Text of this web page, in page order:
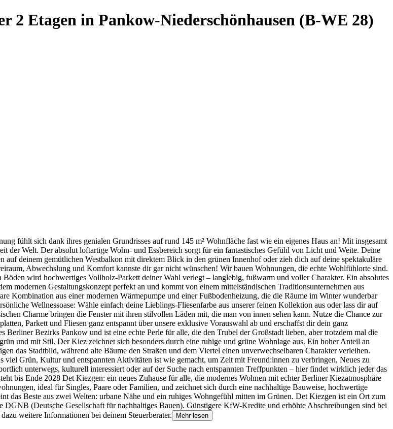
Etagen in Pankow-Niederschönhausen (B-WE 28)
fühlt sich dank ihres genialen Grundrisses auf rund 145 m² Wohnfläche fast wie ein eigenes Haus an! Mit insgesamt
der Welt. Der absolut loftartige Wohn- und Essbereich sorgt für ein fantastisches Gefühl von Licht und Weite. Deine
deinem gemütlichen Westbalkon mit direktem Blick in den grünen Innenhof oder zieh dich auf deine spektakuläre
Abwechslung und Komfort kannste dir gar nicht wünschen! Wir bauen Wohnungen, die echte Wohlfühlorte sind.
wird hochwertiges Vollholz-Parkett deiner Wahl verlegt – langlebig, fußwarm und voller Charakter. Ein absolutes
modernen Gestaltungskonzept perfekt an und kommt von einem mittelständischen Traditionsunternehmen aus
Kombination aus einer modernen Wärmepumpe und einer Fußbodenheizung, die die Räume im Winter wunderbar
Wellnessoase: Wähle einfach deine Lieblings-Fliesenfarbe aus unserer feinen Kollektion aus oder lass dir auf
Charme bringen die Fenster mit ihren stilvollen Läden mit, die man von innen sehen kann. Nutze die Chance zur
Parkett und Fliesen ganz entspannt über unsere exklusive Vorauswahl ab und erschaffst dir dein ganz
Bezirks Pankow und ist eine echte Perle für alle, die den Trubel der Großstadt lieben, aber trotzdem mal die
und mit Stil. Der Kiez zeichnet sich besonders durch eine ruhige und grüne Wohnlage aus. Ein hoher Anteil an
das Stadtbild, während alte Bäume den Straßen und dem Viertel einen unverwechselbaren Charakter verleihen.
Grün, Kultur und entspannten Aktivitäten ist wie gemacht, um Zeit mit Freund:innen zu verbringen, Neues zu
unterwegs, kulturell interessiert oder auf der Suche nach entspannten Treffpunkten – hier findet wirklich jeder das
bis Ende 2028 Det Kiezgen: ein neues Zuhause für alle, die modernes Wohnen mit echter Berliner Kiezatmosphäre
ideal für Singles, Paare oder Familien, und zeichnet sich durch eine nachhaltige Bauweise, hochwertige
das Beste aus zwei Welten: urbane Nähe und ein ruhiges Wohngefühl mitten im Grünen. Det Kiezgen ist ein Ort zum
(Deutsche Gesellschaft für nachhaltiges Bauen). Günstigere KfW-Kredite und erhöhte Abschreibungen sind bei
weitere Informationen bei deinem Steuerberater.
Mehr lesen